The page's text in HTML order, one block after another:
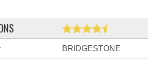
BRIDGESTONE